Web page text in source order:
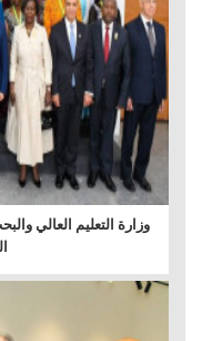
وزارة التعليم العالي